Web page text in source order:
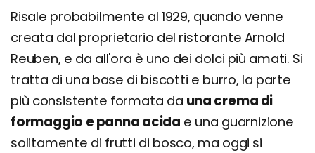
Risale probabilmente al 1929, quando venne
creata dal proprietario del ristorante Arnold
Reuben, e da all'ora è uno dei dolci più amati. Si
tratta di una base di biscotti e burro, la parte
più consistente formata da una crema di
formaggio e panna acida e una guarnizione
solitamente di frutti di bosco, ma oggi si